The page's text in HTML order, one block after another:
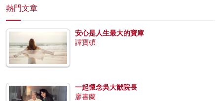
熱門文章
安心是人生最大的寶庫
譚寶碩
一起懷念吳大猷院長
廖書蘭